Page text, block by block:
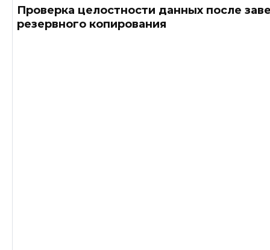
Проверка целостности данных после
резервного копирования